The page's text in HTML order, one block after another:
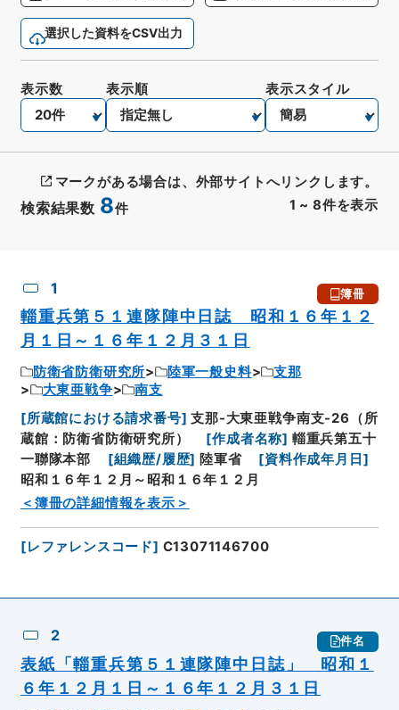
選択した資料をCSV出力
検索結果数 8件 1 ~ 8件を表示
表示数 表示順 表示スタイル
マークがある場合は、外部サイトへリンクします。
1 簿冊
輜重兵第５１連隊陣中日誌 昭和１６年１２
月１日～１６年１２月３１日
防衛省防衛研究所 陸軍一般史料
支那
大東亜戦争
南支
[所蔵館における請求番号] 支那-大東亜戦争南支-26（所
蔵館：防衛省防衛研究所）
[作成者名称] 輜重兵第五十
一聯隊本部
[組織歴/履歴] 陸軍省 [資料作成年月日 ]
昭和１６年１２月～昭和１６年１２月
＜簿冊の詳細情報を表示＞
[レファレンスコード] C13071146700
2 件名
表紙「輜重兵第５１連隊陣中日誌」 昭和１
６年１２月１日～１６年１２月３１日